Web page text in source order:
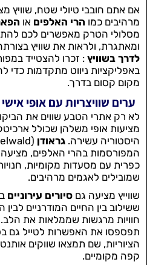
אם אתם חובבי טיולי שטח, שוויץ
מרהיבים כמו הרי האלפים או
מסלולי הטרק מאפשרים לכם
ומאתגרת, ולראות את שוויץ
לדרך בשוויץ : זכרו להצטייד
באפליקציות ניווט מתקדמות
מקום קסום בדרך.
ערים שוויצריות עם אופי אישי
לא רק אתרי הטבע שווים את
מציעות אופי משלהן שכולל
היסטוריה עשירה. גראודן
המפורסמות בהרי האלפים, מציעה
כפרית עם מסעדות מקומיות,
שמובילים לאגמים מרהיבים.
שווייץ מציעה גם סיורים עירוניים
ששילוב בין החיים המודרניים
חוויות מרגשות שממלאות את הלב.
תפספסו את האפשרות לטייל גם
הציוריות, שם תמצאו שווקים
קפה מקומיים.